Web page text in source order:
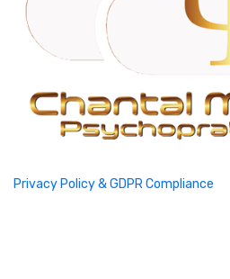
Privacy Policy & GDPR Compliance